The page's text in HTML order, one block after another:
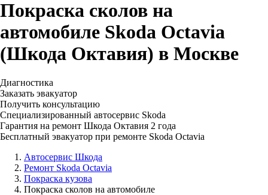
Покраска сколов на
автомобиле Skoda Octavia
(Шкода Октавия) в Москве
Диагностика
Заказать эвакуатор
Получить консультацию
Специализированный автосервис Skoda
Гарантия на ремонт Шкода Октавия 2 года
Бесплатный эвакуатор при ремонте Skoda Octavia
Автосервис Шкода
Ремонт Skoda Octavia
Покраска кузова
Покраска сколов на автомобиле